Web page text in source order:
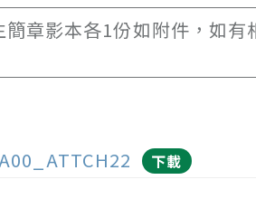
簡章影本各1份如附件，如
下載